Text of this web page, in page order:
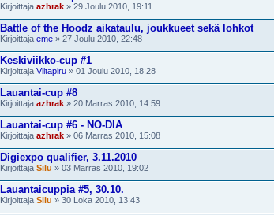
Kirjoittaja azhrak » 29 Joulu 2010, 19:11
Battle of the Hoodz aikataulu, joukkueet sekä lohkot
Kirjoittaja eme » 27 Joulu 2010, 22:48
Keskiviikko-cup #1
Kirjoittaja Viitapiru » 01 Joulu 2010, 18:28
Lauantai-cup #8
Kirjoittaja azhrak » 20 Marras 2010, 14:59
Lauantai-cup #6 - NO-DIA
Kirjoittaja azhrak » 06 Marras 2010, 15:08
Digiexpo qualifier, 3.11.2010
Kirjoittaja Silu » 03 Marras 2010, 19:02
Lauantaicuppia #5, 30.10.
Kirjoittaja Silu » 30 Loka 2010, 13:43